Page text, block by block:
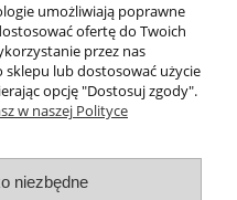
umożliwiają poprawne
ofertę do Twoich
przez nas
lub dostosować użycie
opcję "Dostosuj zgody".
w naszej Polityce
niezbędne